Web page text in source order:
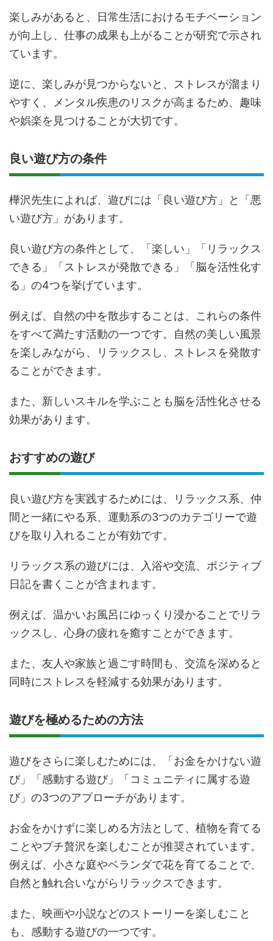
楽しみがあると、日常生活におけるモチベーション
が向上し、仕事の成果も上がることが研究で示され
ています。
逆に、楽しみが見つからないと、ストレスが溜まり
やすく、メンタル疾患のリスクが高まるため、趣味
や娯楽を見つけることが大切です。
良い遊び方の条件
樺沢先生によれば、遊びには「良い遊び方」と「悪
い遊び方」があります。
良い遊び方の条件として、「楽しい」「リラックス
できる」「ストレスが発散できる」「脳を活性化す
る」の4つを挙げています。
例えば、自然の中を散歩することは、これらの条件
をすべて満たす活動の一つです。自然の美しい風景
を楽しみながら、リラックスし、ストレスを発散す
ることができます。
また、新しいスキルを学ぶことも脳を活性化させる
効果があります。
おすすめの遊び
良い遊び方を実践するためには、リラックス系、仲
間と一緒にやる系、運動系の3つのカテゴリーで遊
びを取り入れることが有効です。
リラックス系の遊びには、入浴や交流、ポジティブ
日記を書くことが含まれます。
例えば、温かいお風呂にゆっくり浸かることでリラ
ックスし、心身の疲れを癒すことができます。
また、友人や家族と過ごす時間も、交流を深めると
同時にストレスを軽減する効果があります。
遊びを極めるための方法
遊びをさらに楽しむためには、「お金をかけない遊
び」「感動する遊び」「コミュニティに属する遊
び」の3つのアプローチがあります。
お金をかけずに楽しめる方法として、植物を育てる
ことやプチ贅沢を楽しむことが推奨されています。
例えば、小さな庭やベランダで花を育てることで、
自然と触れ合いながらリラックスできます。
また、映画や小説などのストーリーを楽しむこと
も、感動する遊びの一つです。